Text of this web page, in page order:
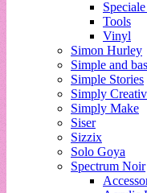
Tools
Vinyl
Simon Hurley
Simple and
Simple Stories
Simply
Simply Make
Siser
Sizzix
Solo Goya
Spectrum Noir